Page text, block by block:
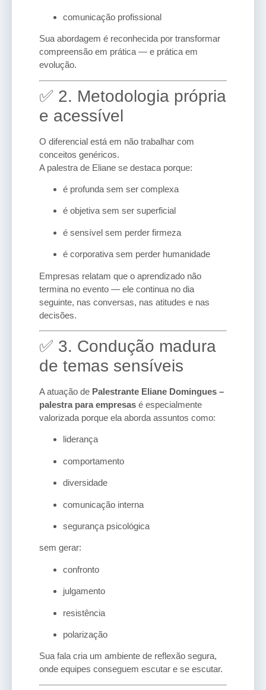
comunicação profissional
Sua abordagem é reconhecida por transformar
compreensão em prática — e prática em
evolução.
✅ 2. Metodologia própria
e acessível
O diferencial está em não trabalhar com
conceitos genéricos.
A palestra de Eliane se destaca porque:
é profunda sem ser complexa
é objetiva sem ser superficial
é sensível sem perder firmeza
é corporativa sem perder humanidade
Empresas relatam que o aprendizado não
termina no evento — ele continua no dia
seguinte, nas conversas, nas atitudes e nas
decisões.
✅ 3. Condução madura
de temas sensíveis
A atuação de Palestrante Eliane Domingues –
palestra para empresas é especialmente
valorizada porque ela aborda assuntos como:
liderança
comportamento
diversidade
comunicação interna
segurança psicológica
sem gerar:
confronto
julgamento
resistência
polarização
Sua fala cria um ambiente de reflexão segura,
onde equipes conseguem escutar e se escutar.